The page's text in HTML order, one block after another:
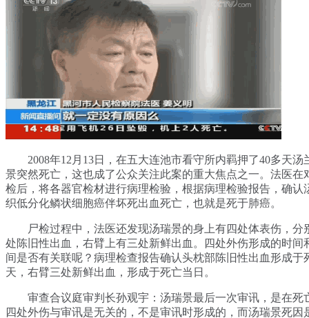
2008年12月13日，在五大连池市看守所内羁押了40多天汤
景突然死亡，这也成了公众关注此案的重大焦点之一。法医在
检后，将各器官检材进行病理检验，根据病理检验报告，确认
织低分化鳞状细胞癌伴坏死出血死亡，也就是死于肺癌。
尸检过程中，法医还发现汤瑞景的身上有四处体表伤，分
处陈旧性出血，右臂上有三处新鲜出血。四处外伤形成的时间
间是否有关联呢？病理检查报告确认头枕部陈旧性出血形成于
天，右臂三处新鲜出血，形成于死亡当日。
审查合议庭审判长孙观宇：汤瑞景最后一次审讯，是在死
四处外伤与审讯是无关的，不是审讯时形成的，而汤瑞景死因